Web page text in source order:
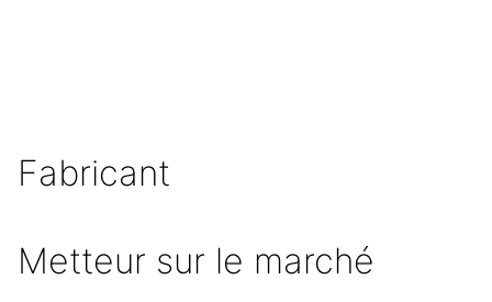
Fabricant
Metteur sur le marché